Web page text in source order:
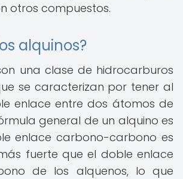
otros compuestos.
alquinos?
una clase de hidrocarburos
se caracterizan por tener al
enlace entre dos átomos de
general de un alquino es
enlace carbono-carbono es
fuerte que el doble enlace
de los alquenos, lo que